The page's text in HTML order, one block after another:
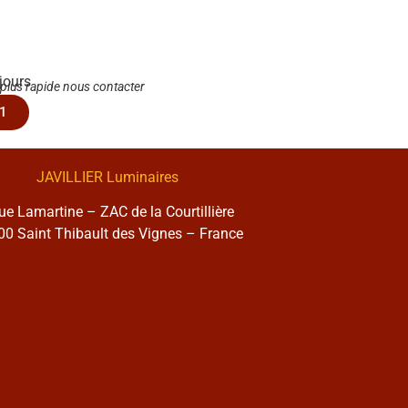
rapide nous contacter
JAVILLIER Luminaires
Lamartine – ZAC de la Courtillière
Saint Thibault des Vignes – France